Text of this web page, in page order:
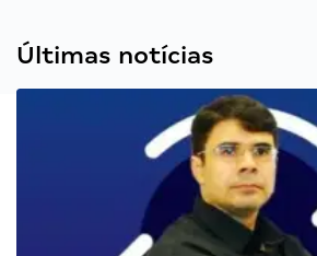
Últimas notícias